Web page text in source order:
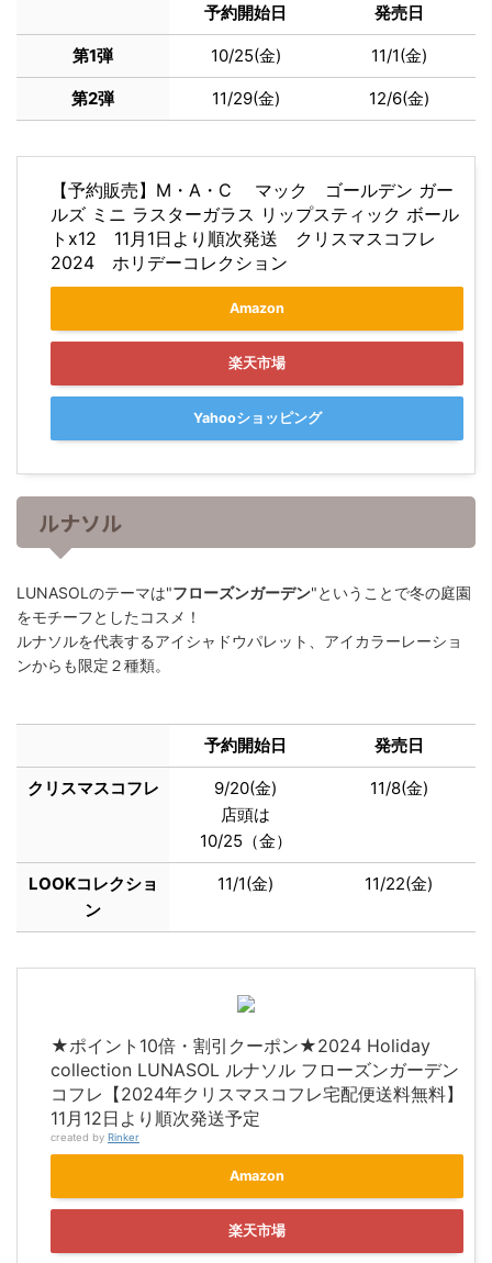
予約開始日 発売日
第1弾 10/25(金) 11/1(金)
第2弾 11/29(金) 12/6(金)
【予約販売】M・A・C マック ゴールデン ガー
ルズ ミニ ラスターガラス リップスティック ボール
トx12 11月1日より順次発送 クリスマスコフレ
2024 ホリデーコレクション
Amazon
楽天市場
Yahooショッピング
ルナソル
LUNASOLのテーマは"フローズンガーデン"ということで冬の庭園
をモチーフとしたコスメ！
ルナソルを代表するアイシャドウパレット、アイカラーレーショ
ンからも限定２種類。
予約開始日 発売日
クリスマスコフレ
9/20(金)
店頭は
10/25（金）
11/8(金)
LOOKコレクショ
ン
11/1(金) 11/22(金)
★ポイント10倍・割引クーポン★2024 Holiday
collection LUNASOL ルナソル フローズンガーデン
コフレ【2024年クリスマスコフレ宅配便送料無料】
11月12日より順次発送予定
created by Rinker
Amazon
楽天市場